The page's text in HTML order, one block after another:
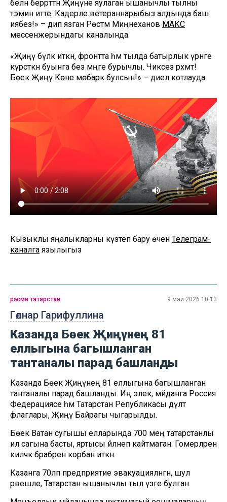
белән беррәттән Җиңүне яулаган ышанычлы тылны
тәэмин итте. Кадерле ветераннарыбыз алдында баш
иябез!» – дип язган Рөстәм Миңнеханов МАКС
мессенжерындагы каналында.
«Җиңү бүләк иткән, фронтта һәм тылда батырлык үрнәге
күрсәткән буынга без мәңге бурычлы. Чиксез рәхмәт!
Бөек Җиңү Көне мөбарәк булсын!» – диелә котлауда.
Кызыклы яңалыкларны күзәтеп бару өчен Телеграм-
каналга язылыгыз
Гөлнар Гарифуллина
рәсми татарстан 9 май 2026 10:13
Казанда Бөек Җиңүнең 81
еллыгына багышланган
тантаналы парад башланды
Казанда Бөек Җиңүнең 81 еллыгына багышланган
тантаналы парад башланды. Иң элек, мәйданга Россия
Федерациясе һәм Татарстан Републикасы дәүләт
флаглары, Җиңү Байрагы чыгарылды.
Бөек Ватан сугышы елларында 700 мең татарстанлы
ил сагына басты, яртысы әйләнеп кайтмаган. Гомерләрен
киләчәк бәрабәренә корбан иткән.
Казанга 70ләп предприятие эвакуацияләнгән, шул
рәвешле, Татарстан ышанычлы тыл үзәге булган.